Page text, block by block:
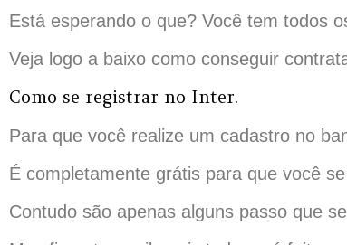
Está esperando o que? Você tem todos
Veja logo a baixo como conseguir
Como se registrar no Inter.
Para que você realize um cadastro no
É completamente grátis para que você
Contudo são apenas alguns passo que